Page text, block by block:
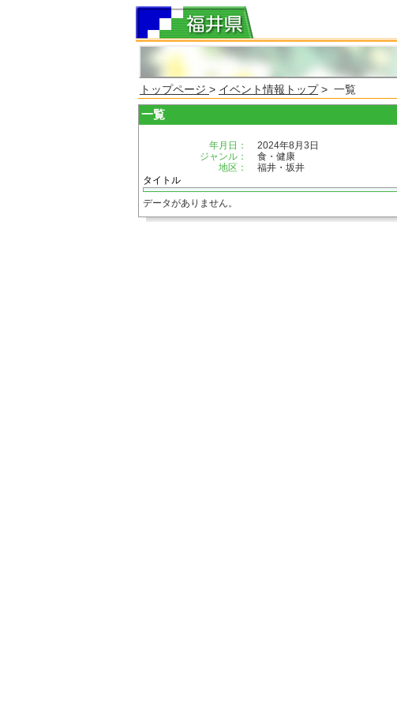
トップページ > イベント情報トップ> 一覧
一覧
年月日：
2024年8月3日
ジャンル：
食・健康
地区：
福井・坂井
タイトル
データがありません。